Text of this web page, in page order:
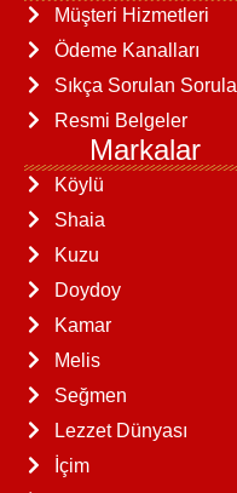
Müşteri Hizmetleri
Ödeme Kanalları
Sıkça Sorulan
Resmi Belgeler
Markalar
Köylü
Shaia
Kuzu
Doydoy
Kamar
Melis
Seğmen
Lezzet Dünyası
İçim